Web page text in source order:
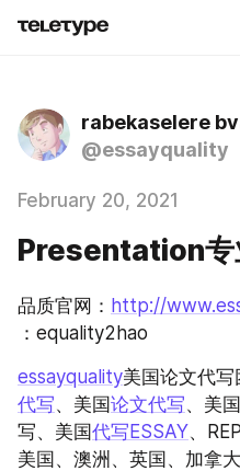
rabekaselere
@essayquality
February 20, 2021
Presentation专
品质官网： http://
：equality2hao
essayquality美国论文代
代写、美国论文代写、美
写、美国代写ESSAY、
美国、澳洲、英国、加拿